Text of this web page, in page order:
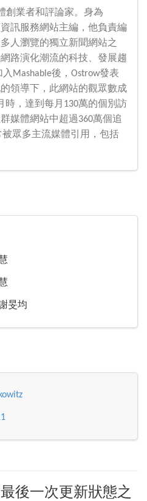
創業者和評論家。身為
訊服務網站主編，他負責編
人瀏覽的獨立新聞網站之
路演化潮流的科技、發展趨
Mashable後，Ostrow發表
的領導下，此網站的觀眾數成
時，達到每月130萬的個別訪
媒體網站中超過360萬個追
眾多主流媒體引用，包括
旻均
後一次更新狀態之